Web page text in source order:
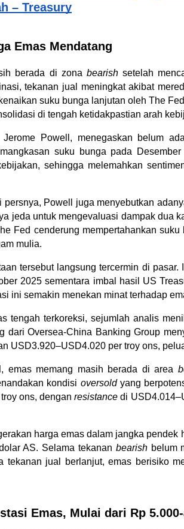
– Treasury
Emas Mendatang
berada di zona bearish setelah
tekanan jual meningkat akibat
suku bunga lanjutan oleh The
di tengah ketidakpastian arah
Powell, menegaskan belum
suku bunga pada
sehingga melemahkan
persnya, Powell juga menyebutkan
jeda untuk mengevaluasi dampak dua
Fed cenderung mempertahankan
mulia.
tersebut langsung tercermin di
2025 sementara imbal hasil US
ini semakin menekan minat terhadap
tengah terkoreksi, sejumlah analis
dari Oversea-China Banking Group
USD3.920–USD4.020 per troy ons,
emas memang masih berada di area
kondisi oversold yang
ons, dengan resistance di
harga emas dalam jangka
AS. Selama tekanan bearish belum
tekanan jual berlanjut, emas berisiko
Emas, Mulai dari Rp